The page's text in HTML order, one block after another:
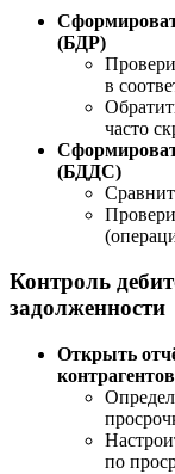
(БДР)
в
часто
(БДДС)
Контроль
задолженности
Открыть
по